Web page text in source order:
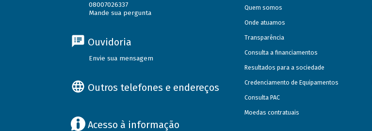
08007026337
Mande sua pergunta
Ouvidoria
Envie sua mensagem
Outros telefones e endereços
Acesso à informação
Quem somos
Onde atuamos
Transparência
Consulta a financiamentos
Resultados para a sociedade
Credenciamento de Equipamentos
Consulta PAC
Moedas contratuais